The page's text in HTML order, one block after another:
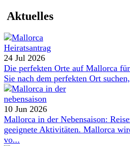
Aktuelles
24 Jul 2026
Die perfekten Orte auf Mallorca
Sie nach dem perfekten Ort
10 Jun 2026
Mallorca in der Nebensaison:
geeignete Aktivitäten. Mallorca
vo...